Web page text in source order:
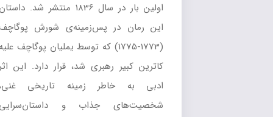
اولین بار در سال 1836 منتشر شد. داستان
این رمان در پس‌زمینه‌ی شورش پوگاچف
(1773-1775) که توسط یملیان پوگاچف علیه
کاترین کبیر رهبری شد، قرار دارد. این اثر
ادبی به خاطر زمینه تاریخی غنی،
شخصیت‌های جذاب و داستان‌سرایی